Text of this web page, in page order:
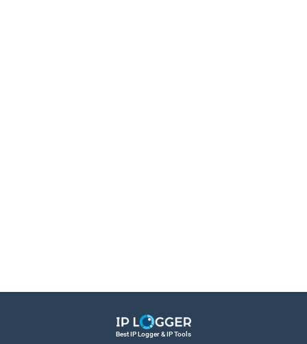
Best IP Logger & IP Tools